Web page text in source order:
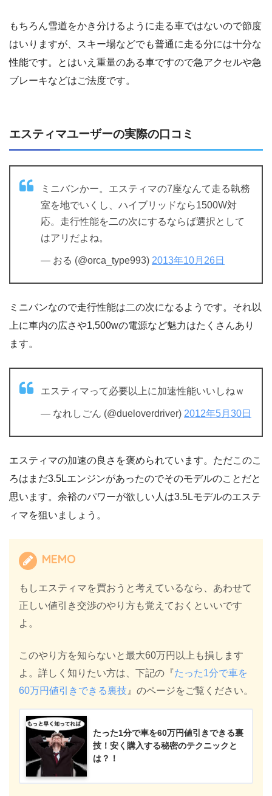
もちろん雪道をかき分けるように走る車ではないので節度
はいりますが、スキー場などでも普通に走る分には十分な
性能です。とはいえ重量のある車ですので急アクセルや急
ブレーキなどはご法度です。
エスティマユーザーの実際の口コミ
ミニバンかー。エスティマの7座なんて走る執務
室を地でいくし、ハイブリッドなら1500W対
応。走行性能を二の次にするならば選択として
はアリだよね。
— おる (@orca_type993) 2013年10月26日
ミニバンなので走行性能は二の次になるようです。それ以
上に車内の広さや1,500wの電源など魅力はたくさんあり
ます。
エスティマって必要以上に加速性能いいしねｗ
— なれしごん (@dueloverdriver) 2012年5月30日
エスティマの加速の良さを褒められています。ただこのこ
ろはまだ3.5Lエンジンがあったのでそのモデルのことだと
思います。余裕のパワーが欲しい人は3.5Lモデルのエステ
ィマを狙いましょう。
MEMO
もしエスティマを買おうと考えているなら、あわせて
正しい値引き交渉のやり方も覚えておくといいです
よ。
このやり方を知らないと最大60万円以上も損します
よ。詳しく知りたい方は、下記の『たった1分で車を
60万円値引きできる裏技』のページをご覧ください。
たった1分で車を60万円値引きできる裏
技！安く購入する秘密のテクニックと
は？！